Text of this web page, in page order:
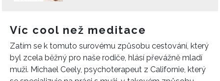
Víc cool než meditace
Zatím se k tomuto surovému způsobu cestování, který
byl zcela běžný pro naše rodiče, hlásí převážně mladí
muži. Michael Ceely, psychoterapeut z Californie, který